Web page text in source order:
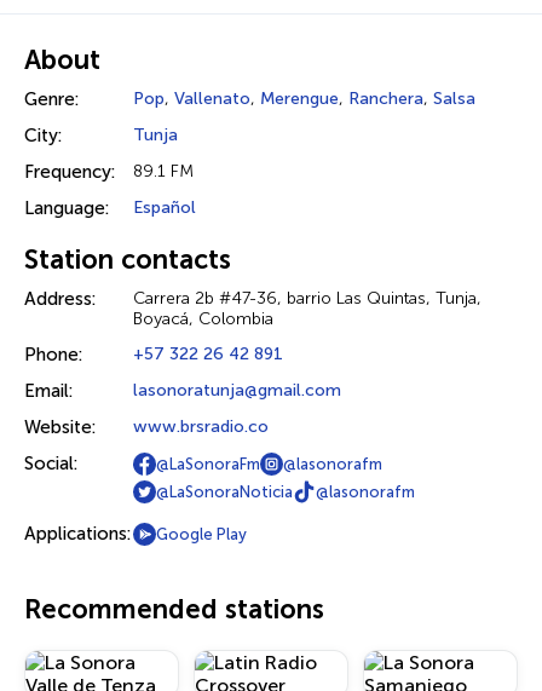
About
Genre: Pop, Vallenato, Merengue, Ranchera, Salsa
City: Tunja
Frequency: 89.1 FM
Language: Español
Station contacts
Address:
Carrera 2b #47-36, barrio Las Quintas, Tunja,
Boyacá, Colombia
Phone: +57 322 26 42 891
Email: lasonoratunja@gmail.com
Website: www.brsradio.co
Social: @LaSonoraFm
@lasonorafm
@LaSonoraNoticia
@lasonorafm
Applications: Google Play
Recommended stations